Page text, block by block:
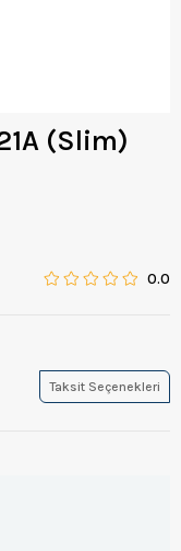
(Slim)
0.0
Taksit Seçenekleri